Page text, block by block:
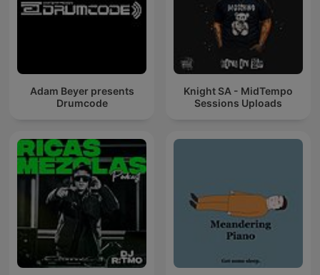
Adam Beyer presents
Drumcode
Knight SA - MidTempo
Sessions Uploads